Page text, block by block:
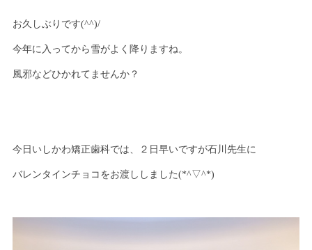
お久しぶりです(^^)/
今年に入ってから雪がよく降りますね。
風邪などひかれてませんか？
今日いしかわ矯正歯科では、２日早いですが石川先生に
バレンタインチョコをお渡ししました(*^▽^*)